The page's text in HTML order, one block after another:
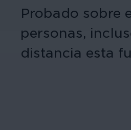
Probado sobre
personas,
distancia esta